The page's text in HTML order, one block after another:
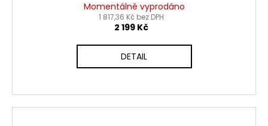
Momentálně vyprodáno
1 817,36 Kč bez DPH
2 199 Kč
DETAIL